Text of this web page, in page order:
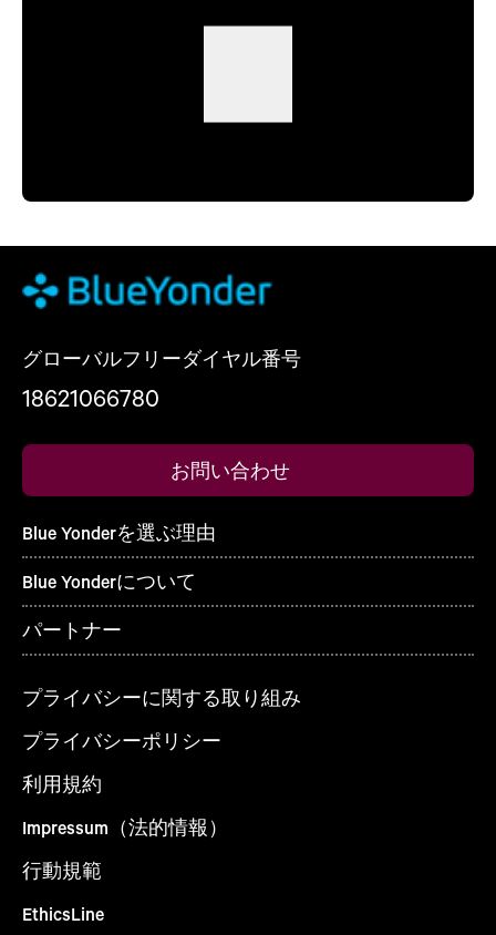
グローバルフリーダイヤル番号
18621066780
お問い合わせ
Blue Yonderを選ぶ理由
Blue Yonderについて
パートナー
プライバシーに関する取り組み
プライバシーポリシー
利用規約
Impressum（法的情報）
行動規範
EthicsLine